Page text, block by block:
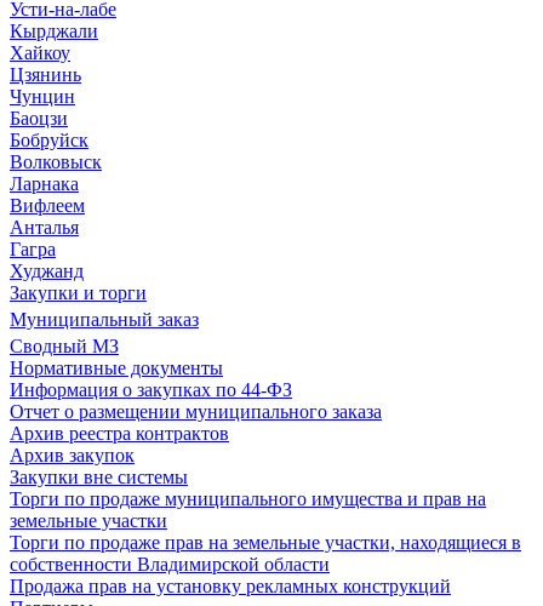
Усти-на-лабе
Кырджали
Хайкоу
Цзянинь
Чунцин
Баоцзи
Бобруйск
Волковыск
Ларнака
Вифлеем
Анталья
Гагра
Худжанд
Закупки и торги
Муниципальный заказ
Сводный МЗ
Нормативные документы
Информация о закупках по 44-ФЗ
Отчет о размещении муниципального заказа
Архив реестра контрактов
Архив закупок
Закупки вне системы
Торги по продаже муниципального имущества и прав на
земельные участки
Торги по продаже прав на земельные участки, находящиеся в
собственности Владимирской области
Продажа прав на установку рекламных конструкций